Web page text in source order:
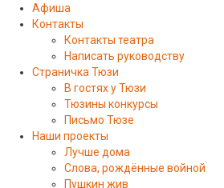
Афиша
Контакты
Контакты театра
Написать руководству
Страничка Тюзи
В гостях у Тюзи
Тюзины конкурсы
Письмо Тюзе
Наши проекты
Лучше дома
Слова, рождённые войной
Пушкин жив